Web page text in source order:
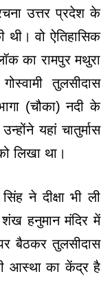
उत्तर प्रदेश के
वो ऐतिहासिक
का रामपुर मथुरा
तुलसीदास
(चौका) नदी के
यहां चातुर्मास
लिखा था।
ने दीक्षा भी ली
हनुमान मंदिर में
बैठकर तुलसीदास
आस्था का केंद्र है